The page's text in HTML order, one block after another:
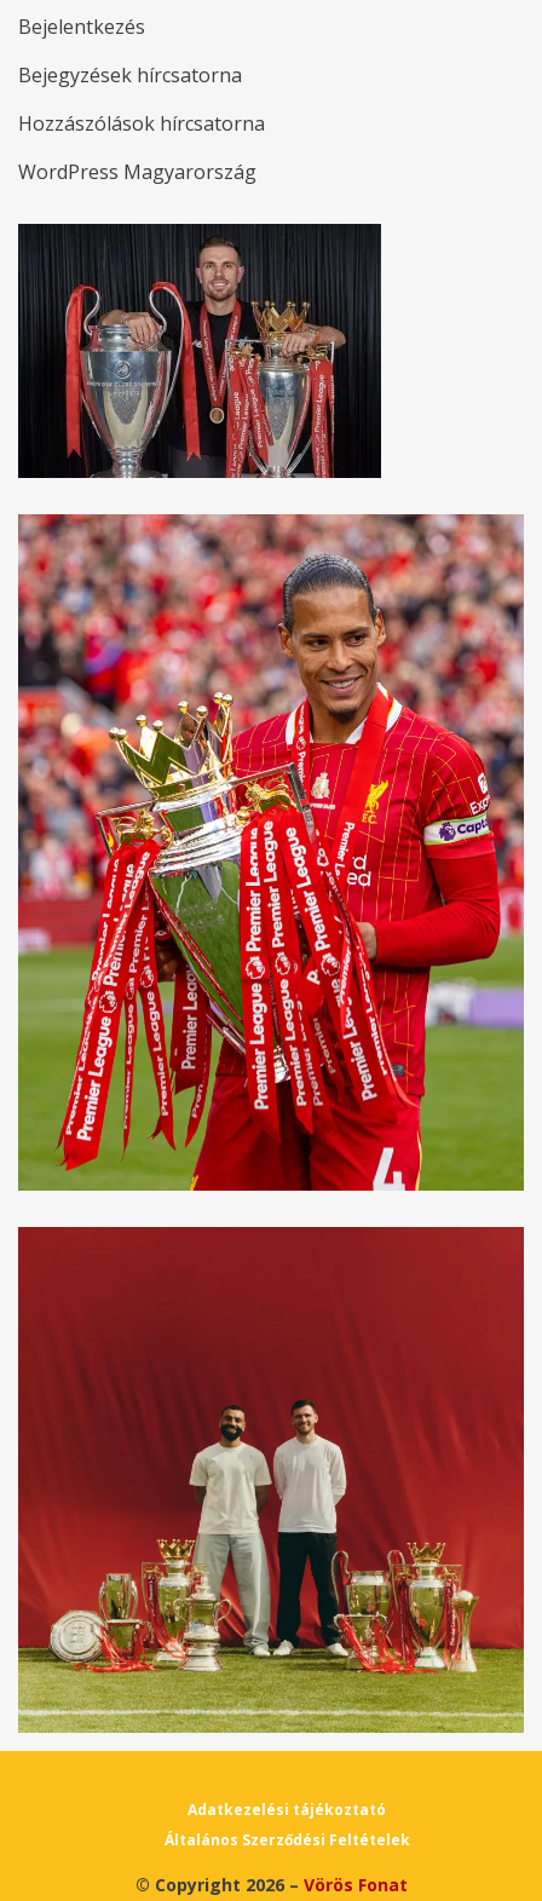
Bejelentkezés
Bejegyzések hírcsatorna
Hozzászólások hírcsatorna
WordPress Magyarország
Adatkezelési tájékoztató
Általános Szerződési Feltételek
© Copyright 2026 – Vörös Fonat